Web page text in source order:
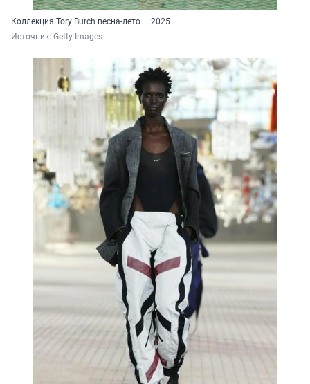
Коллекция Tory Burch весна-лето — 2025
Источник: Getty Images